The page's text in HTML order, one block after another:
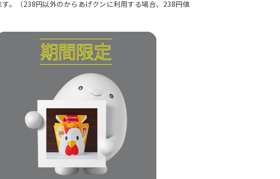
。（238円以外のからあげクンに利用する場合、238円値